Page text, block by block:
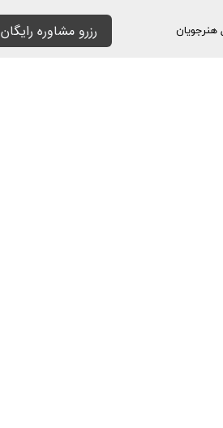
هنرجویان رزرو مشاوره رایگان